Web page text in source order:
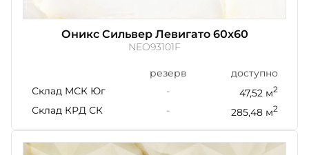
Оникс Сильвер Левигато 60x60
NEO93101F
резерв
доступно
Склад МСК Юг
- 47,52 м2
Склад КРД СК - 285,48 м2